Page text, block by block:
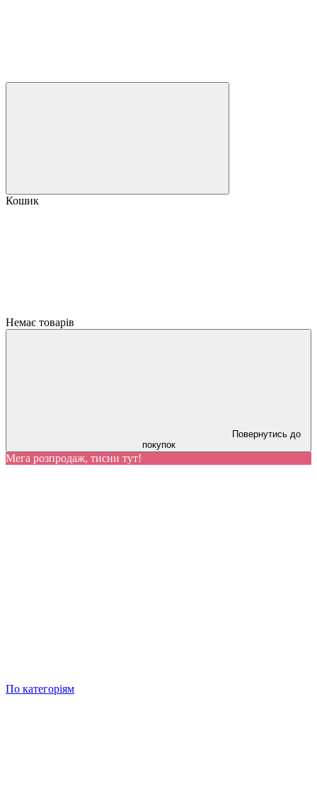
Кошик
Немає товарів
Повернутись до
покупок
Мега розпродаж, тисни тут!
По категоріям